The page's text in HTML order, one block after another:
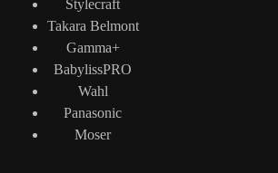
Stylecraft
Takara Belmont
Gamma+
BabylissPRO
Wahl
Panasonic
Moser